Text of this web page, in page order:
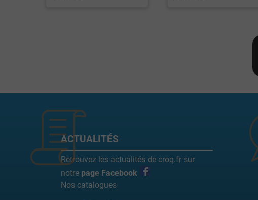
ACTUALITÉS
Retrouvez les actualités de croq.fr sur
notre page Facebook
Nos catalogues